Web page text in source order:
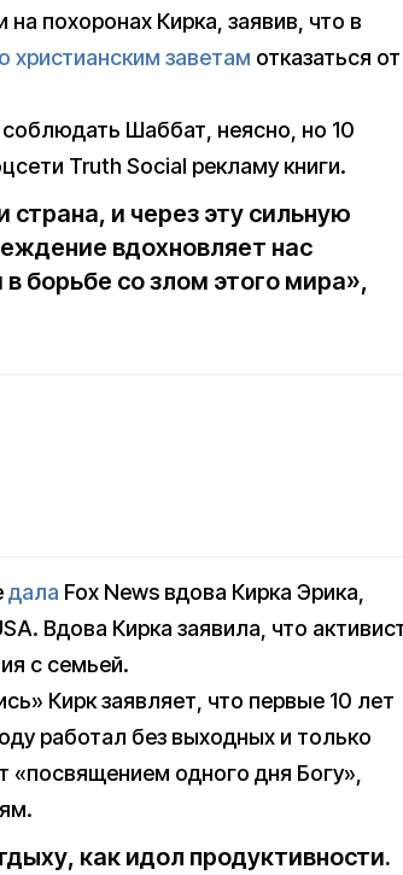
похоронах Кирка, заявив, что в
христианским заветам отказаться от
Шаббат, неясно, но 10
Truth Social рекламу книги.
и через эту сильную
вдохновляет нас
борьбе со злом этого мира»,
дала Fox News вдова Кирка Эрика,
Вдова Кирка заявила, что
с семьей.
Кирк заявляет, что первые 10 лет
работал без выходных и только
одного дня Богу»,
как идол продуктивности.